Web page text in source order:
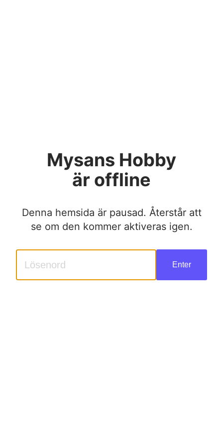
Mysans Hobby
är offline
Denna hemsida är pausad. Återstår att
se om den kommer aktiveras igen.
Enter